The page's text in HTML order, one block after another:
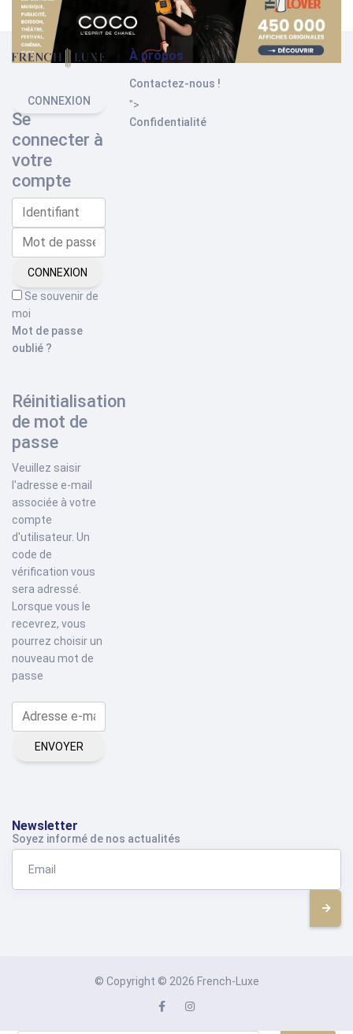
CONNEXION
Se
connecter à
votre
compte
CONNEXION
Se souvenir de
moi
Mot de passe
oublié ?
Réinitialisation
de mot de
passe
Veuillez saisir
l'adresse e-mail
associée à votre
compte
d'utilisateur. Un
code de
vérification vous
sera adressé.
Lorsque vous le
recevrez, vous
pourrez choisir un
nouveau mot de
passe
ENVOYER
À propos
Contactez-nous !
">
Confidentialité
Newsletter
Soyez informé de nos actualités
© Copyright © 2026 French-Luxe